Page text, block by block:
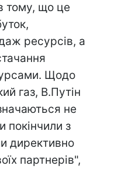
тому, що це
ресурсів, а
Щодо
газ, В.Путін
не
з
директивно
партнерів",